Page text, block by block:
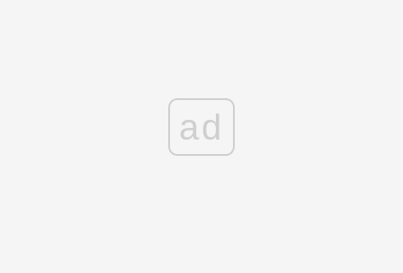
ad